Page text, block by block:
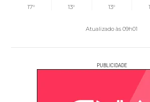
17°
13°
13°
Atualizado às 09h01
PUBLICIDADE